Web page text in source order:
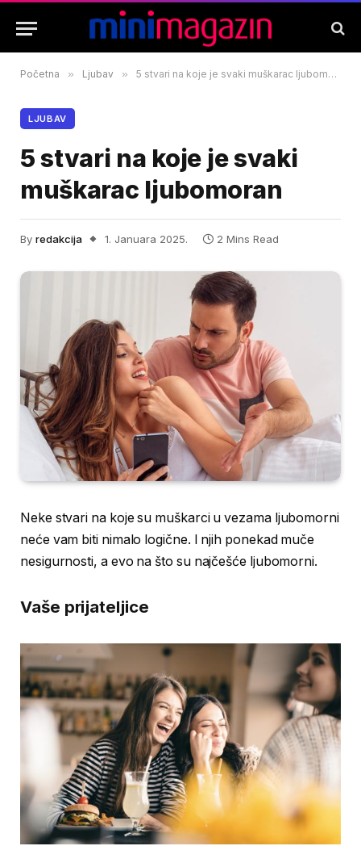
Početna » Ljubav » 5 stvari na koje je svaki muškarac ljubomoran
LJUBAV
5 stvari na koje je svaki
muškarac ljubomoran
By redakcija 1. Januara 2025. 2 Mins Read
Neke stvari na koje su muškarci u vezama ljubomorni
neće vam biti nimalo logične. I njih ponekad muče
nesigurnosti, a evo na što su najčešće ljubomorni.
Vaše prijateljice